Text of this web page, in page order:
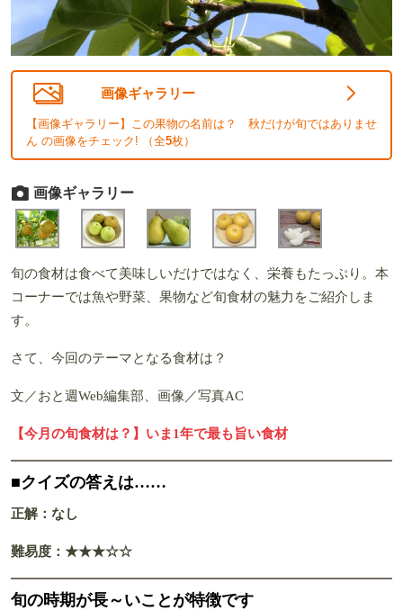
画像ギャラリー
【画像ギャラリー】この果物の名前は？ 秋だけが旬ではありませ
ん の画像をチェック! （全5枚）
画像ギャラリー
旬の食材は食べて美味しいだけではなく、栄養もたっぷり。本
コーナーでは魚や野菜、果物など旬食材の魅力をご紹介しま
す。
さて、今回のテーマとなる食材は？
文／おと週Web編集部、画像／写真AC
【今月の旬食材は？】いま1年で最も旨い食材
■クイズの答えは……
正解：なし
難易度：★★★☆☆
旬の時期が長～いことが特徴です